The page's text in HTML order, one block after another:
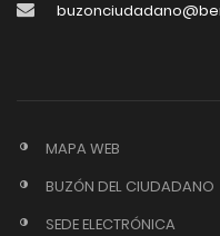
MAPA WEB
BUZÓN DEL CIUDADANO
SEDE ELECTRÓNICA